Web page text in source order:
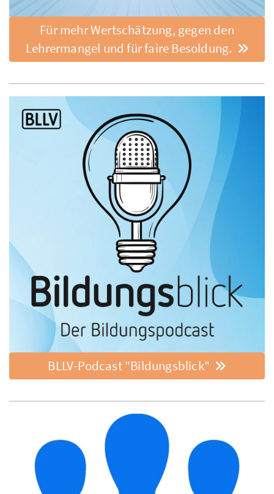
Für mehr Wertschätzung, gegen den
Lehrermangel und für faire Besoldung.
BLLV-Podcast "Bildungsblick"